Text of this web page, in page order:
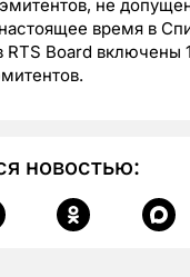
не
время в
RTS Board включены
новостью: